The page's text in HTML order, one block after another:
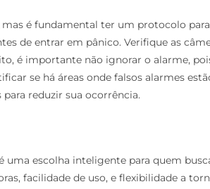
é fundamental ter um protocolo
de entrar em pânico. Verifique as
é importante não ignorar o alarme,
se há áreas onde falsos alarmes
reduzir sua ocorrência.
uma escolha inteligente para quem
facilidade de uso, e flexibilidade a